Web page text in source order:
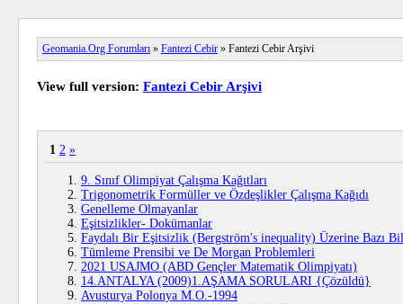
Geomania.Org Forumları » Fantezi Cebir » Fantezi Cebir Arşivi
View full version: Fantezi Cebir Arşivi
1 2 »
9. Sınıf Olimpiyat Çalışma Kağıtları
Trigonometrik Formüller ve Özdeşlikler Çalışma Kağıdı
Genelleme Olmayanlar
Eşitsizlikler- Dokümanlar
Faydalı Bir Eşitsizlik (Bergström's inequality) Üzerine Bazı
Tümleme Prensibi ve De Morgan Problemleri
2021 USAJMO (ABD Gençler Matematik Olimpiyatı)
14.ANTALYA (2009)1.AŞAMA SORULARI {Çözüldü}
Avusturya Polonya M.O.-1994